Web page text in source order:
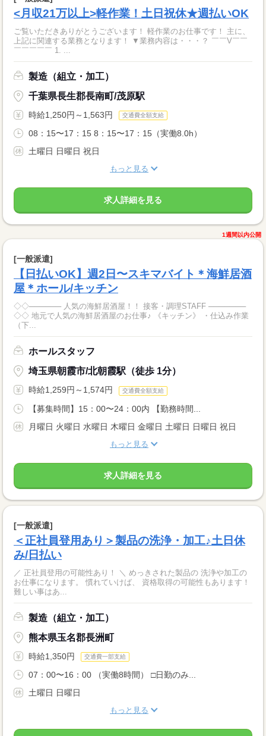
<月収21万以上>軽作業！土日祝休★週払いOK
ご覧いただきありがとうございます！ 軽作業のお仕事です！ 主に、
上記に関連する業務となります！ ▼業務内容は・・・？ ￣￣V￣￣
￣￣￣￣￣ 1. ...
製造（組立・加工）
千葉県長生郡長南町/茂原駅
時給1,250円～1,563円 交通費全額支給
08：15〜17：15 8：15〜17：15（実働8.0h）
土曜日 日曜日 祝日
もっと見る
求人詳細を見る
1週間以内公開
[一般派遣]
【日払いOK】週2日〜スキマバイト＊海鮮居酒
屋＊ホール/キッチン
◇◇────── 人気の海鮮居酒屋！！ 接客・調理STAFF ───────
◇◇ 地元で人気の海鮮居酒屋のお仕事♪ 《キッチン》 ・仕込み作業
（下...
ホールスタッフ
埼玉県朝霞市/北朝霞駅（徒歩 1分）
時給1,259円～1,574円 交通費全額支給
【募集時間】15：00〜24：00内 【勤務時間...
月曜日 火曜日 水曜日 木曜日 金曜日 土曜日 日曜日 祝日
もっと見る
求人詳細を見る
[一般派遣]
＜正社員登用あり＞製品の洗浄・加工♪土日休
み/日払い
／ 正社員登用の可能性あり！ ＼ めっきされた製品の 洗浄や加工の
お仕事になります。 慣れていけば、 資格取得の可能性もあります！
難しい事はあ...
製造（組立・加工）
熊本県玉名郡長洲町
時給1,350円 交通費一部支給
07：00〜16：00 （実働8時間） □日勤のみ...
土曜日 日曜日
もっと見る